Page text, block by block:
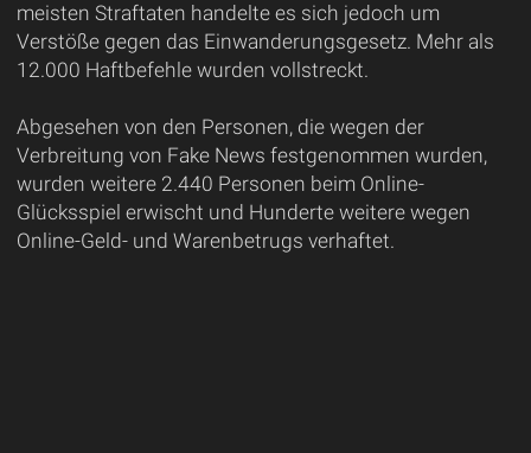
meisten Straftaten handelte es sich jedoch um
Verstöße gegen das Einwanderungsgesetz. Mehr als
12.000 Haftbefehle wurden vollstreckt.
Abgesehen von den Personen, die wegen der
Verbreitung von Fake News festgenommen wurden,
wurden weitere 2.440 Personen beim Online-
Glücksspiel erwischt und Hunderte weitere wegen
Online-Geld- und Warenbetrugs verhaftet.